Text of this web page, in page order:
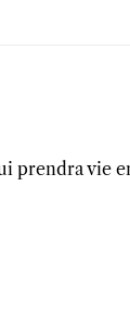
prendra vie